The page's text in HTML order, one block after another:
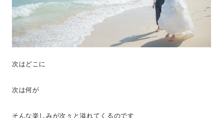
次はどこに
次は何が
そんな楽しみが次々と溢れてくるのです